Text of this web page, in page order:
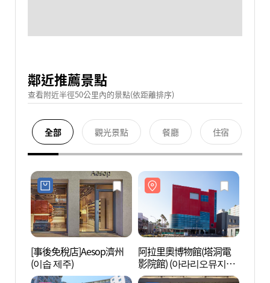
鄰近推薦景點
查看附近半徑50公里內的景點(依距離排序)
全部 觀光景點 餐廳 住宿
[事後免稅店]Aesop濟州
(이솝 제주)
阿拉里奧博物館(塔洞電
影院館) (아라리오뮤지엄
탑동시네마)